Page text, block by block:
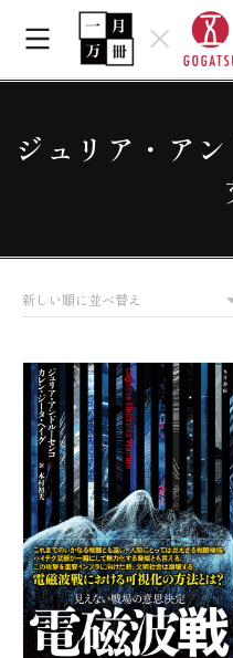
ジュリア・ア